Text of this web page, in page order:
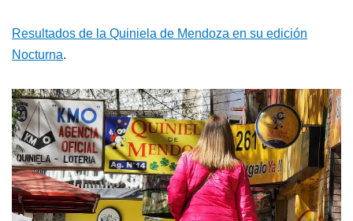
Resultados de la Quiniela de Mendoza en su edición
Nocturna.